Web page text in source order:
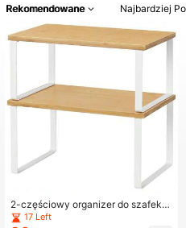
Rekomendowane Najbardziej
2-częściowy organizer do szafek, s
kładana półka do przechowywania
17 Left